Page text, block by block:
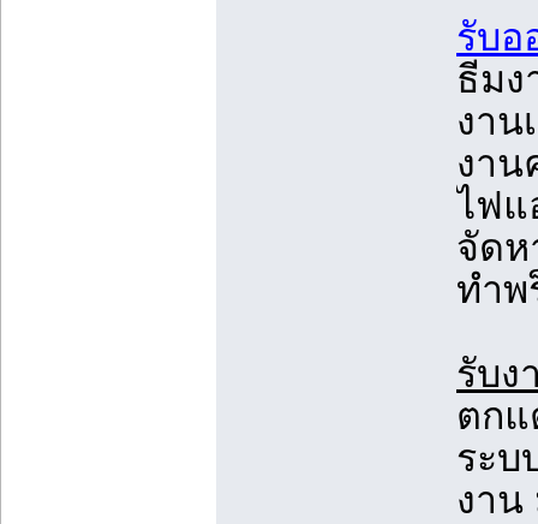
รับอ
ธีม
งาน
งา
ไฟแ
จัดห
ทำพ
รับง
ตกแ
ระบ
งาน